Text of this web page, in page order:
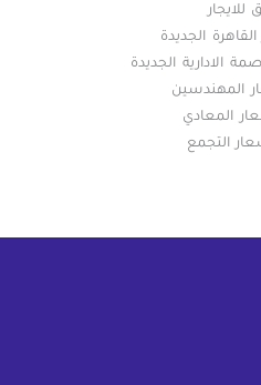
الجديدة
الادارية الجديدة
المهندسين
المعادي
التجمع